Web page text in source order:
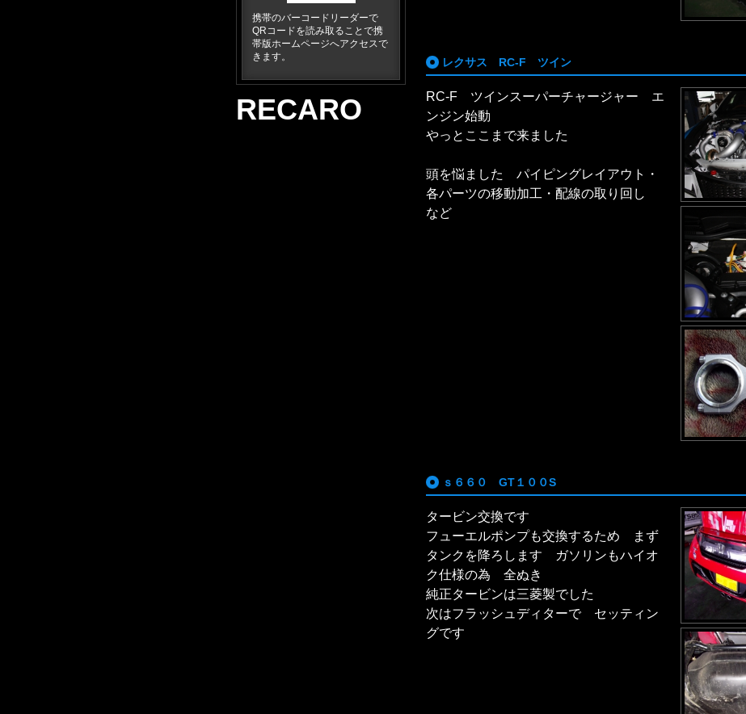
携帯のバーコードリーダーで
QRコードを読み取ることで携
帯版ホームページへアクセスで
きます。
RECARO
レクサス RC-F ツイン
RC-F ツインスーパーチャージャー エ
ンジン始動
やっとここまで来ました
頭を悩ました パイピングレイアウト・
各パーツの移動加工・配線の取り回し
など
ｓ６６０ GT１００S
タービン交換です
フューエルポンプも交換するため まず
タンクを降ろします ガソリンもハイオ
ク仕様の為 全ぬき
純正タービンは三菱製でした
次はフラッシュディターで セッティン
グです